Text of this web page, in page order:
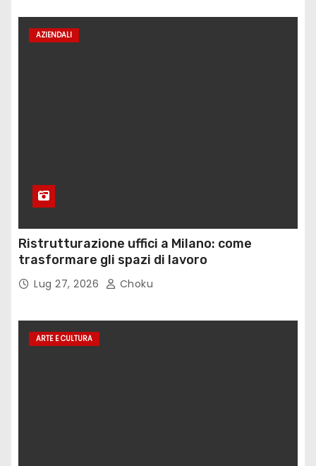
AZIENDALI
Ristrutturazione uffici a Milano: come
trasformare gli spazi di lavoro
Lug 27, 2026 Choku
ARTE E CULTURA